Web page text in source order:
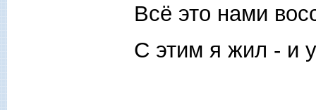
Всё это нами
С этим я жил - и